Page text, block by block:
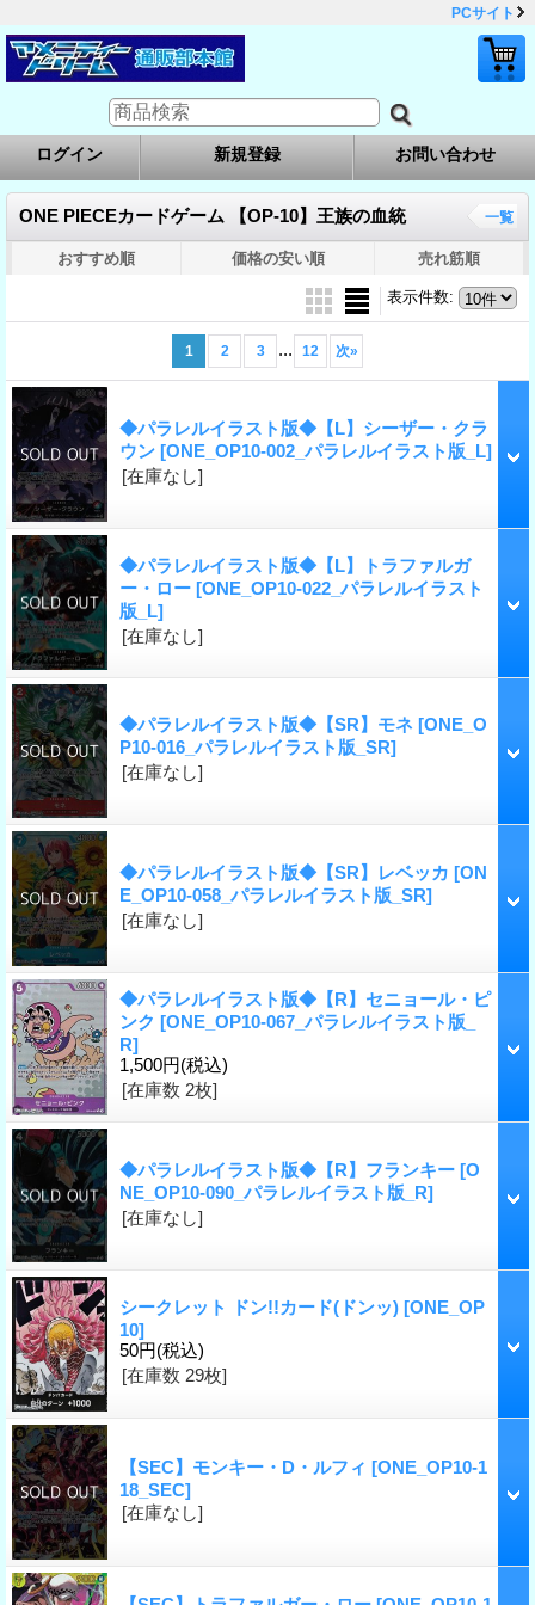
PCサイト
ログイン 新規登録 お問い合わせ
ONE PIECEカードゲーム 【OP-10】王族の血統 一覧
おすすめ順 価格の安い順 売れ筋順
表示件数:
1 2 3 ... 12 次»
◆パラレルイラスト版◆【L】シーザー・クラ
ウン [ONE_OP10-002_パラレルイラスト版_L]
[在庫なし]
◆パラレルイラスト版◆【L】トラファルガ
ー・ロー [ONE_OP10-022_パラレルイラスト
版_L]
[在庫なし]
◆パラレルイラスト版◆【SR】モネ [ONE_O
P10-016_パラレルイラスト版_SR]
[在庫なし]
◆パラレルイラスト版◆【SR】レベッカ [ON
E_OP10-058_パラレルイラスト版_SR]
[在庫なし]
◆パラレルイラスト版◆【R】セニョール・ピ
ンク [ONE_OP10-067_パラレルイラスト版_
R]
1,500円(税込)
[在庫数 2枚]
◆パラレルイラスト版◆【R】フランキー [O
NE_OP10-090_パラレルイラスト版_R]
[在庫なし]
シークレット ドン!!カード(ドンッ) [ONE_OP
10]
50円(税込)
[在庫数 29枚]
【SEC】モンキー・D・ルフィ [ONE_OP10-1
18_SEC]
[在庫なし]